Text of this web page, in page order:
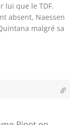
lui que le TDF.
absent, Naessen
malgré sa